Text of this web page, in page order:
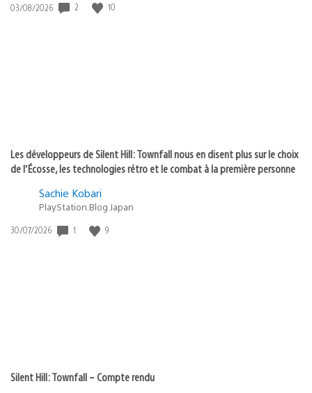
Date
03/08/2026 2 10
Les développeurs de Silent Hill: Townfall nous en disent plus sur le choix
de l’Écosse, les technologies rétro et le combat à la première personne
Sachie Kobari
PlayStation.Blog Japan
Date
30/07/2026 1 9
Silent Hill: Townfall – Compte rendu